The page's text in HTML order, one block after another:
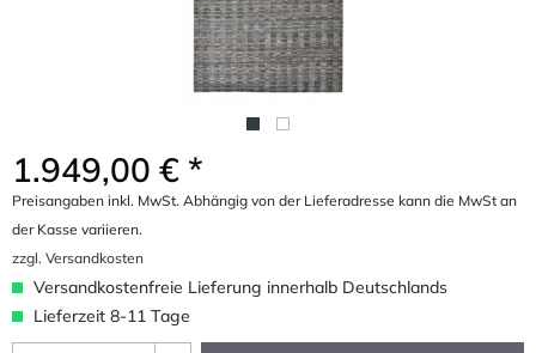
1.949,00 € *
Preisangaben inkl. MwSt. Abhängig von der Lieferadresse kann die MwSt an
der Kasse variieren.
zzgl. Versandkosten
Versandkostenfreie Lieferung innerhalb Deutschlands
Lieferzeit 8-11 Tage